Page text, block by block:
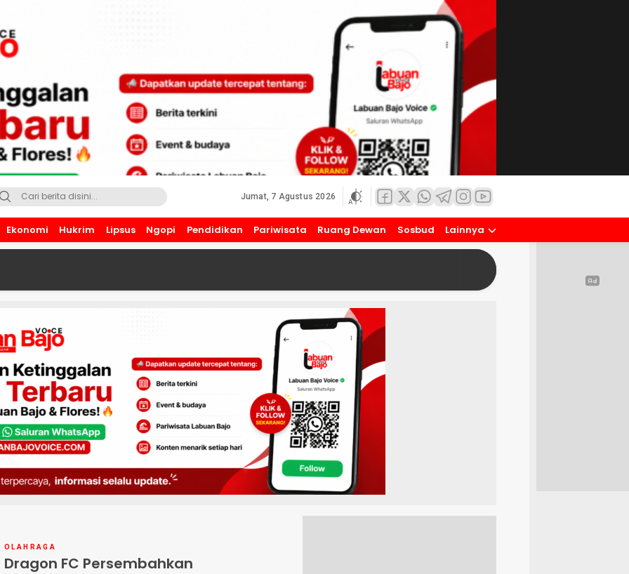
Jumat, 7 Agustus 2026
Ekonomi Hukrim Lipsus Ngopi Pendidikan Pariwisata Ruang Dewan Sosbud Lainnya
OLAHRAGA
Dragon FC Persembahkan